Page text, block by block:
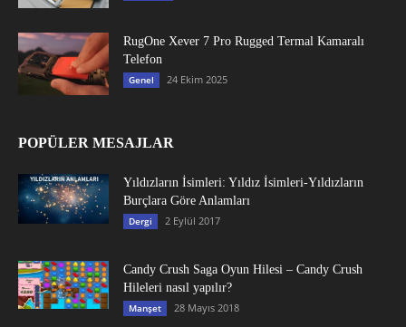
RugOne Xever 7 Pro Rugged Termal Kamaralı
Telefon
Genel 24 Ekim 2025
POPÜLER MESAJLAR
Yıldızların İsimleri: Yıldız İsimleri-Yıldızların
Burçlara Göre Anlamları
Dergi 2 Eylül 2017
Candy Crush Saga Oyun Hilesi – Candy Crush
Hileleri nasıl yapılır?
Manşet 28 Mayıs 2018